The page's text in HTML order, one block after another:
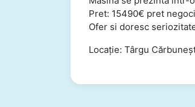
Pret: 15490€ pret
Ofer si doresc
Locație: Târgu